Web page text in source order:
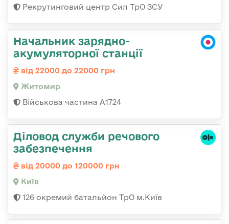
Рекрутинговий центр Сил ТрО ЗСУ
Начальник зарядно-
акумуляторної станції
від 22000 до 22000 грн
Житомир
Військова частина А1724
Діловод служби речового
забезпечення
від 20000 до 120000 грн
Київ
126 окремий батальйон ТрО м.Київ